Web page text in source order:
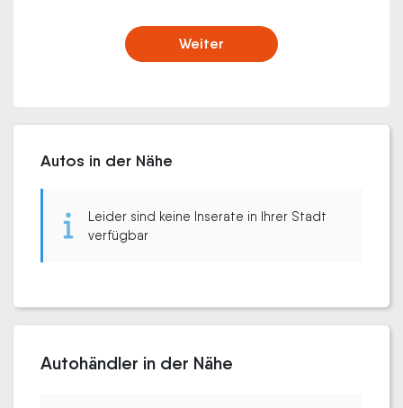
Weiter
Autos in der Nähe
Leider sind keine Inserate in Ihrer Stadt
verfügbar
Autohändler in der Nähe